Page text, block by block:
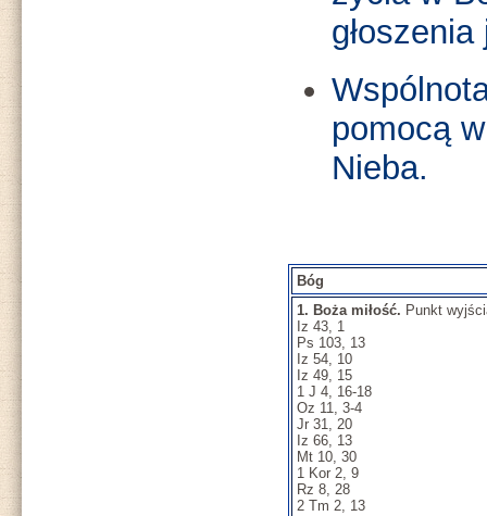
pomocą
Nieba.
Bóg
1. Boża miłość. Punkt
Iz 43, 1
Ps 103, 13
Iz 54, 10
Iz 49, 15
1 J 4, 16-18
Oz 11, 3-4
Jr 31, 20
Iz 66, 13
Mt 10, 30
1 Kor 2, 9
Rz 8, 28
2 Tm 2, 13